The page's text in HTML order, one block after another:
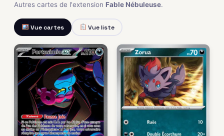
Autres cartes de l'extension Fable Nébuleuse.
Vue cartes Vue liste